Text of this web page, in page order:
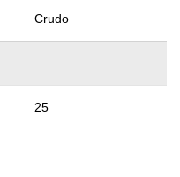
Crudo
25